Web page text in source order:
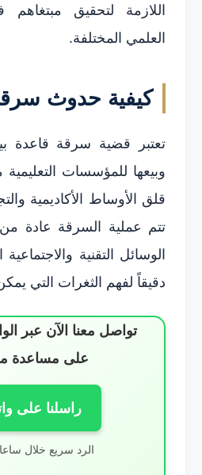
اللازمة لتحقيق
العلمي المختلفة.
كيفية حدوث سرقة
تعتبر قضية سرقة قاعدة
وبيعها للمؤسسات التعليمية
قلق الأوساط الأكاديمية
تتم عملية السرقة عادة
الوسائل التقنية
دقيقاً لفهم الثغرات التي
تواصل معنا الآن عبر
على مساعدة
راسلنا على
الرد سريع خلال